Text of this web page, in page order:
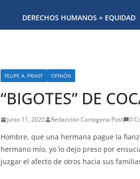
DERECHOS HUMANOS + EQUIDAD
FELIPE A. PRIAST OPINÓN
“BIGOTES” DE
junio 11, 2020 Redacción Cartagena Post 0
Hombre, que una hermana pague la
hermano mío, yo lo dejo preso por
juzgar el afecto de otros hacia sus